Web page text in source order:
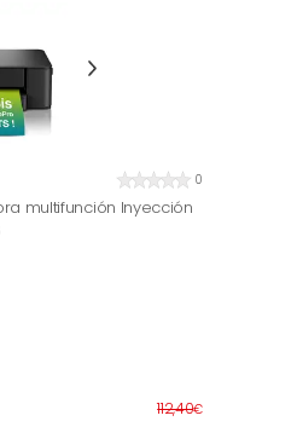
0
multifunción Inyección
112,40€Antes